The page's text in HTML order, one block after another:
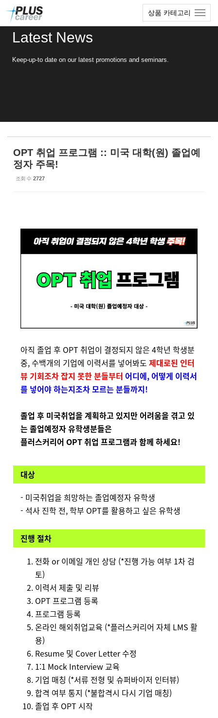
상품 카테고리
Latest News
Keep-up-to date on our latest promotions and seminars.
OPT 취업 프로그램 :: 미국 대학(원) 졸업예
정자 주목!
조회 수 2727
아직 졸업 후 OPT 취업이 결정되지 않은 4학년 학생분
중, 수백개의 기업에 이력서를 넣어봐도 제대로된 인터
뷰 기회조차 잡지 못한 분들부터 어디에, 어떻게 이력서
를 넣어야 하는지조차 모르는 분들까지!
졸업 후 미국취업을 계획하고 있지만 어려움을 겪고 있
는 졸업예정자 유학생분들은
플러스커리어 OPT 취업 프로그램과 함께 하세요!
대상
- 미국취업을 희망하는 졸업예정자 유학생
- 석사 진학 전, 학부 OPT를 활용하고 싶은 유학생
진행 절차
전화 or 이메일 개인 상담 (*진행 가능 여부 1차 검
토)
이력서 제출 및 리뷰
OPT 프로그램 등록
프로그램 등록
온라인 해외취업교육 (*플러스커리어 자체 LMS 활
용)
Resume 및 Cover Letter 수정
1:1 Mock Interview 교육
기업 매칭 (*서류 전형 및 슈퍼바이저 인터뷰)
합격 여부 통지 (*불합격시 다시 기업 매칭)
졸업 후 OPT 시작